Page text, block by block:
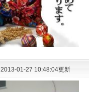
2013-01-27 10:48:04更新